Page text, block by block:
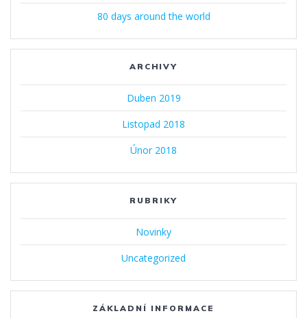
80 days around the world
ARCHIVY
Duben 2019
Listopad 2018
Únor 2018
RUBRIKY
Novinky
Uncategorized
ZÁKLADNÍ INFORMACE